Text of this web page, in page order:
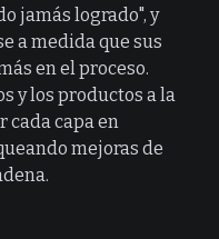
jamás logrado", y
a medida que sus
en el proceso.
y los productos a la
cada capa en
mejoras de